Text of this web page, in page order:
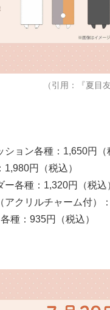
（引用：『夏目
ション各種：1,650円（
1,980円（税込）
ー各種：1,320円（税込
アクリルチャーム付）
種：935円（税込）